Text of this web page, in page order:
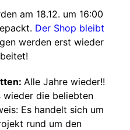
am 18.12. um 16:00
Der Shop bleibt
werden erst wieder
Alle Jahre wieder!!
wieder die beliebten
Es handelt sich um
rund um den